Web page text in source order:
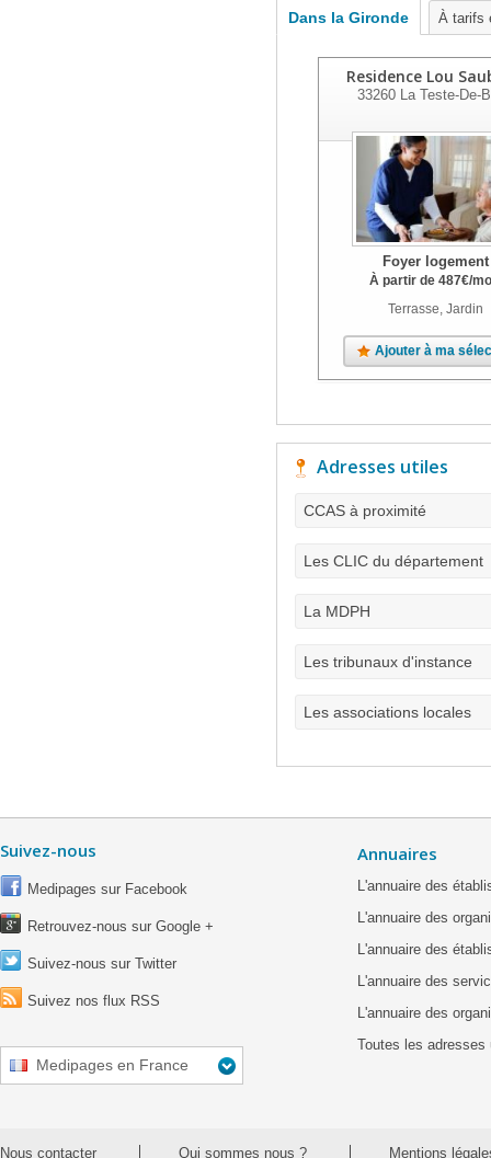
Dans la Gironde À tarifs
Residence Lou
33260 La Teste-De-
Foyer logement
À partir de 487€/
Terrasse, Jardin
Ajouter à ma
Adresses utiles
CCAS à proximité
Les CLIC du département
La MDPH
Les tribunaux d'instance
Les associations locales
Suivez-nous
Medipages sur Facebook
Retrouvez-nous sur Google +
Suivez-nous sur Twitter
Suivez nos flux RSS
Medipages en France
Annuaires
L'annuaire des
L'annuaire des
L'annuaire des
L'annuaire des
L'annuaire des
Toutes les adresses
Nous contacter Qui sommes nous ? Mentions